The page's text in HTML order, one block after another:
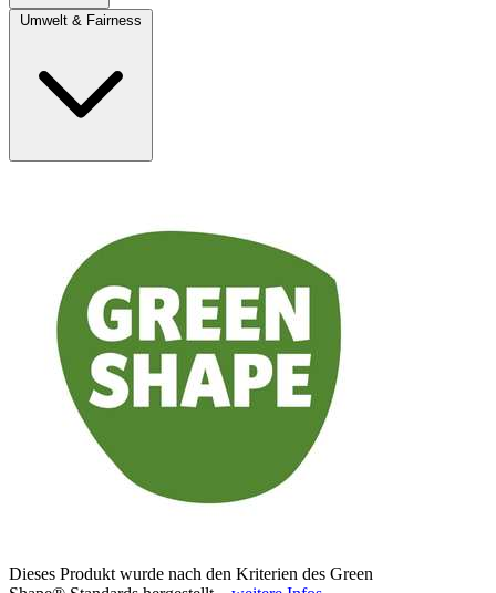
Umwelt & Fairness
Dieses Produkt wurde nach den Kriterien des Green